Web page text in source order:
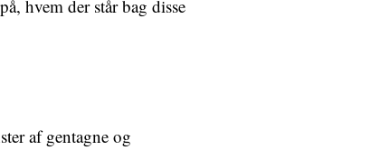
hvem der står bag disse
af gentagne og